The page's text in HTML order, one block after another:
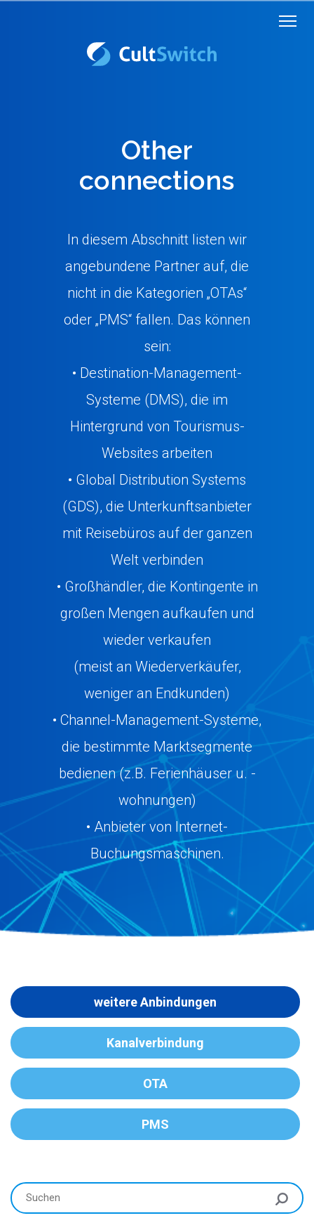
Other
connections
In diesem Abschnitt listen wir
angebundene Partner auf, die
nicht in die Kategorien „OTAs“
oder „PMS“ fallen. Das können
sein:
• Destination-Management-
Systeme (DMS), die im
Hintergrund von Tourismus-
Websites arbeiten
• Global Distribution Systems
(GDS), die Unterkunftsanbieter
mit Reisebüros auf der ganzen
Welt verbinden
• Großhändler, die Kontingente in
großen Mengen aufkaufen und
wieder verkaufen
(meist an Wiederverkäufer,
weniger an Endkunden)
• Channel-Management-Systeme,
die bestimmte Marktsegmente
bedienen (z.B. Ferienhäuser u. -
wohnungen)
• Anbieter von Internet-
Buchungsmaschinen.
weitere Anbindungen
Kanalverbindung
OTA
PMS